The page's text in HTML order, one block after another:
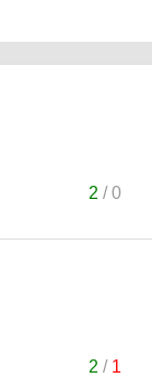
2 /0
2 / 1